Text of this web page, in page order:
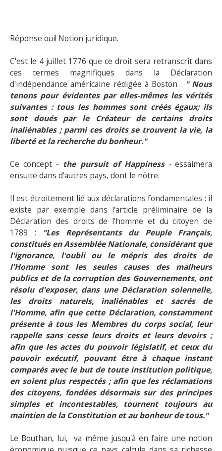
Réponse oui! Notion juridique.
C'est le 4 juillet 1776 que ce droit sera retranscrit dans
ces termes magnifiques dans la Déclaration
d'indépendance américaine rédigée à Boston : " Nous
tenons pour évidentes par elles-mêmes les vérités
suivantes : tous les hommes sont créés égaux; ils
sont doués par le Créateur de certains droits
inaliénables ; parmi ces droits se trouvent la vie, la
liberté et la recherche du bonheur."
Ce concept - the pursuit of Happiness- essaimera
ensuite dans d'autres pays, dont le nôtre.
Il est étroitement lié aux déclarations fondamentales : il
existe par exemple dans l'article préliminaire de la
Déclaration des droits de l'homme et du citoyen de
1789 :
"Les Représentants du Peuple Français,
constitués en Assemblée Nationale, considérant que
l'ignorance, l'oubli ou le mépris des droits de
l'Homme sont les seules causes des malheurs
publics et de la corruption des Gouvernements, ont
résolu d'exposer, dans une Déclaration solennelle,
les droits naturels, inaliénables et sacrés de
l'Homme, afin que cette Déclaration, constamment
présente à tous les Membres du corps social, leur
rappelle sans cesse leurs droits et leurs devoirs ;
afin que les actes du pouvoir législatif, et ceux du
pouvoir exécutif, pouvant être à chaque instant
comparés avec le but de toute institution politique,
en soient plus respectés ; afin que les réclamations
des citoyens, fondées désormais sur des principes
simples et incontestables, tournent toujours au
maintien de la Constitution etau bonheur de tous."
Le Bouthan, lui, va même jusqu'à en faire une notion